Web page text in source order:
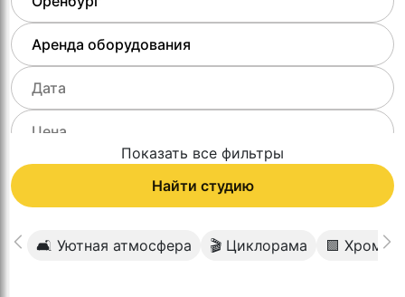
Показать все фильтры
Найти студию
🛋 Уютная атмосфера 🎬 Циклорама 🟩